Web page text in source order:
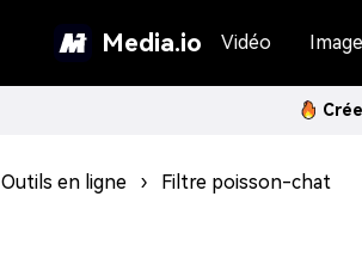
Media.io Vidéo Image
Outils en ligne › Filtre poisson-chat